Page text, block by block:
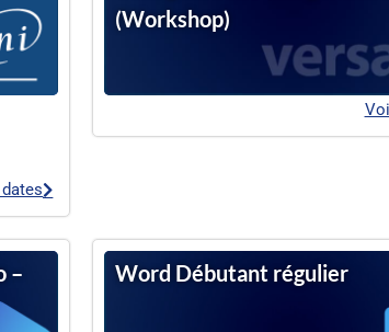
(Workshop)
–
Word Débutant régulier